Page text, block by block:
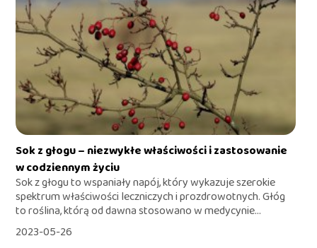
Sok z głogu – niezwykłe właściwości i zastosowanie
w codziennym życiu
Sok z głogu to wspaniały napój, który wykazuje szerokie
spektrum właściwości leczniczych i prozdrowotnych. Głóg
to roślina, którą od dawna stosowano w medycynie...
2023-05-26